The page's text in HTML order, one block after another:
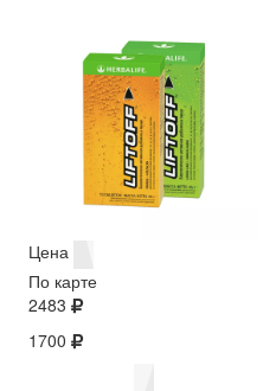
Цена
По карте
2483
1700